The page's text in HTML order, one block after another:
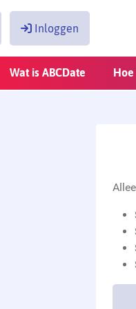
Inloggen
Inloggen
Login onthouden
Wat is ABCDate